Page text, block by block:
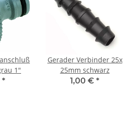
1"
*
Gerader Verbinder 25x
25mm schwarz
1,00 € *